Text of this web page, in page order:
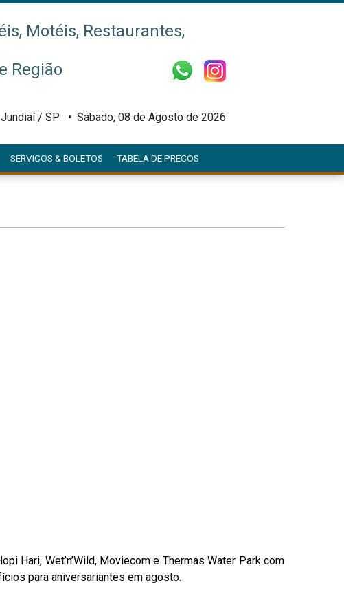
Motéis, Restaurantes,
Região
Jundiaí / SP • Sábado, 08 de Agosto de 2026
SERVICOS & BOLETOS TABELA DE PRECOS
Hari, Wet’n’Wild, Moviecom e Thermas Water Park com
para aniversariantes em agosto.